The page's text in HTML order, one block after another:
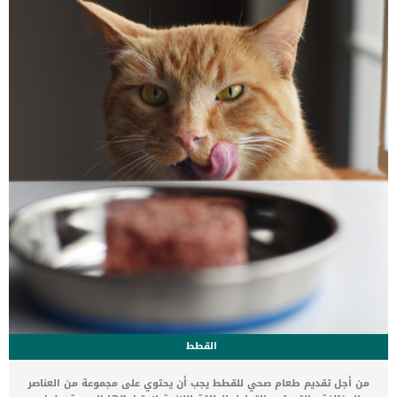
جدا (اقرأ عن : أفضل 9 أنواع من كلاب الزينة أو الكلاب الصغيرة ) أنواع
Retriever […]
القطط
من أجل تقديم طعام صحي للقطط يجب أن يحتوي على مجموعة من العناصر